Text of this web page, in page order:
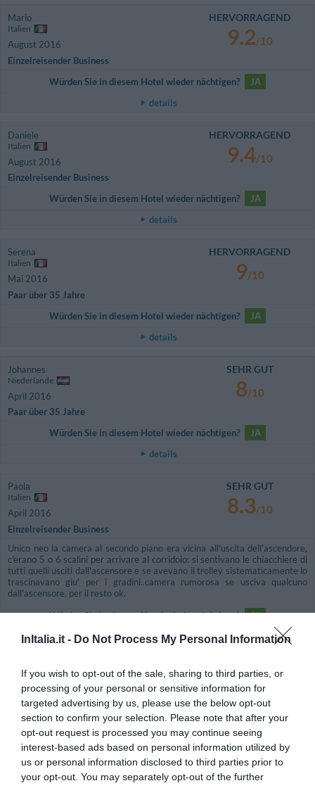
InItalia.it - Do Not Process My Personal Information
If you wish to opt-out of the sale, sharing to third parties, or
processing of your personal or sensitive information for
targeted advertising by us, please use the below opt-out
section to confirm your selection. Please note that after your
opt-out request is processed you may continue seeing
interest-based ads based on personal information utilized by
us or personal information disclosed to third parties prior to
your opt-out. You may separately opt-out of the further
Mario
Italien
August 2016
Einzelreisender Business
HERVORRAGEND
9.2/10
Würden Sie in diesem Hotel wieder nächtigen?
JA
details
Daniele
Italien
August 2016
Einzelreisender Business
HERVORRAGEND
9.4/10
Würden Sie in diesem Hotel wieder nächtigen?
JA
details
Serena
Italien
Mai 2016
Paar über 35 Jahre
HERVORRAGEND
9/10
Würden Sie in diesem Hotel wieder nächtigen?
JA
details
Johannes
Niederlande
April 2016
Paar über 35 Jahre
SEHR GUT
8/10
Würden Sie in diesem Hotel wieder nächtigen?
JA
details
Paola
Italien
April 2016
Einzelreisender Business
SEHR GUT
8.3/10
Unico neo la camera al secondo piano era vicina all'uscita dell'ascendore,
c'erano 5 o 6 scalini per arrivare al corridoio: si sentivano le chiacchiere di
tutti quelli usciti dall'ascensore e se avevano il trolley sistematicamente lo
trascinavano giu' per i gradini..camera rumorosa se usciva qualcuno
dall'ascensore, per il resto ok.
Würden Sie in diesem Hotel wieder nächtigen?
JA
details
Vescovi
Italien
April 2016
Paar über 35 Jahre
GUT
7.8/10
Würden Sie in diesem Hotel wieder nächtigen?
JA
details